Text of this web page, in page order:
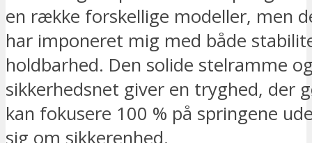
en række forskellige modeller, men
har imponeret mig med både
holdbarhed. Den solide stelramme
sikkerhedsnet giver en tryghed, der
kan fokusere 100 % på springene
sig om sikkerenhed.